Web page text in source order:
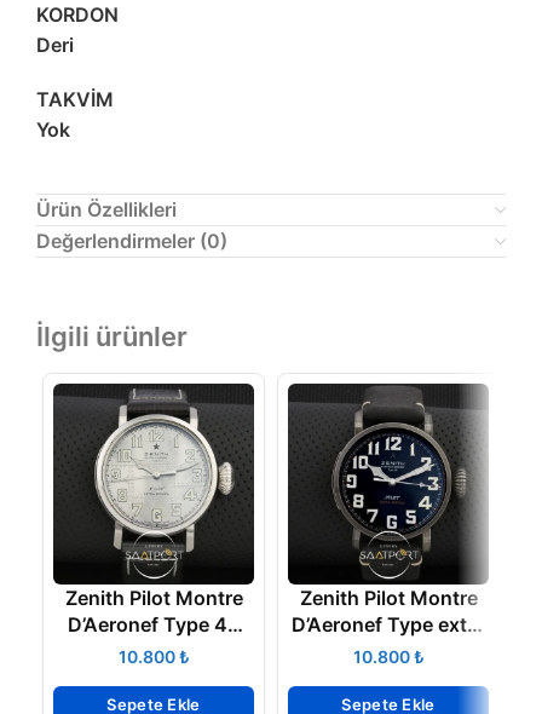
KORDON
Deri
TAKVİM
Yok
Ürün Özellikleri
Değerlendirmeler (0)
İlgili ürünler
Zenith Pilot Montre
D’Aeronef Type 45
mm Gümüş kasa
₺
Sepete Ekle
Zenith Pilot Montre
D’Aeronef Type extra
special₺
Sepete Ekle